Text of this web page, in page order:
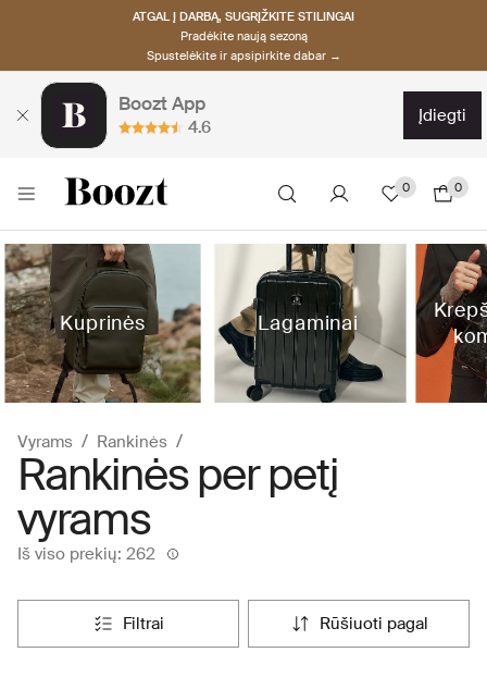
ATGAL Į DARBĄ, SUGRĮŽKITE STILINGAI
Pradėkite naują sezoną
Spustelėkite ir apsipirkite dabar →
Boozt App
4.6
įdiegti
0 0
Kuprinės Lagaminai
Vyrams Rankinės
Rankinės per petį
vyrams
Iš viso prekių: 262
filtrai rūšiuoti pagal